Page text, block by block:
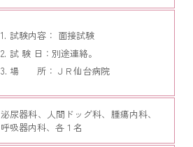
試験内容： 面接試験
試 験 日：別途連絡。
場 所：ＪＲ仙台病院
泌尿器科、人間ドッグ科、腫瘍内科、
呼吸器内科、各１名